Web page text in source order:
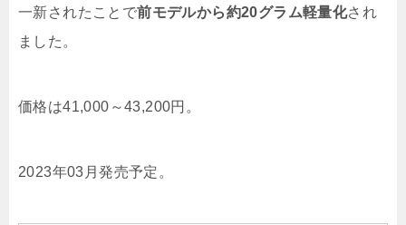
一新されたことで前モデルから約20グラム軽量化され
ました。
価格は41,000～43,200円。
2023年03月発売予定。